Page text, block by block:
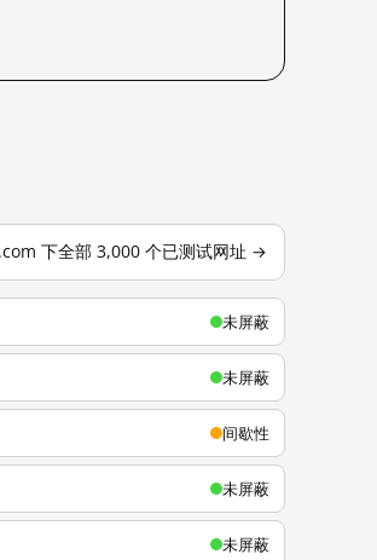
下全部 3,000 个已测试网址 →
未屏蔽
未屏蔽
间歇性
未屏蔽
未屏蔽